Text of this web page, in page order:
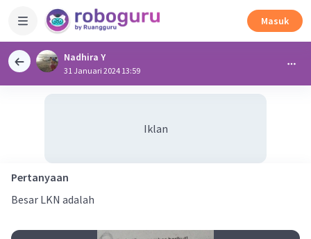
Masuk
Nadhira Y
31 Januari 2024 13:59
Iklan
Pertanyaan
Besar LKN adalah